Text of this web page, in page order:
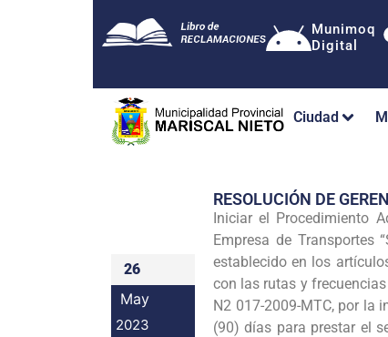
Munimoq
Digital
Ciudad
26
May
2023
RESOLUCIÓN DE
Iniciar el Procedimiento
Empresa de Transportes
establecido en los
con las rutas y
N2 017-2009-MTC, por la
(90) días para prestar el